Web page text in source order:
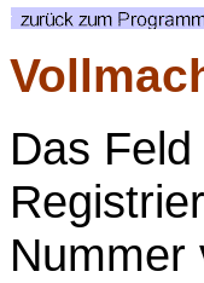
Das
Nummer